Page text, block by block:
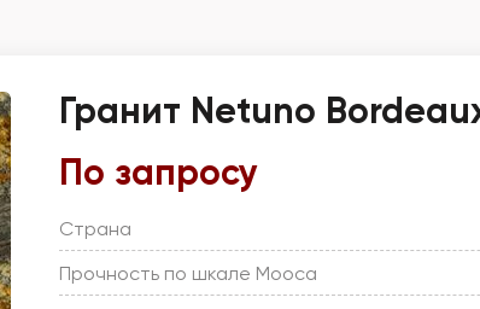
Гранит Netuno
По запросу
Страна
Прочность по шкале Мооса